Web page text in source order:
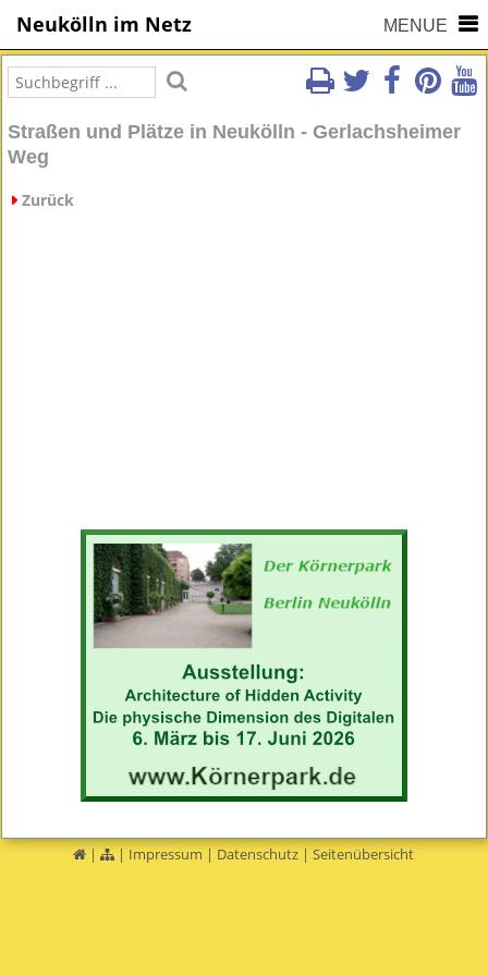
Neukölln im Netz MENUE
Straßen und Plätze in Neukölln - Gerlachsheimer
Weg
Zurück
| | Impressum | Datenschutz |Seitenübersicht